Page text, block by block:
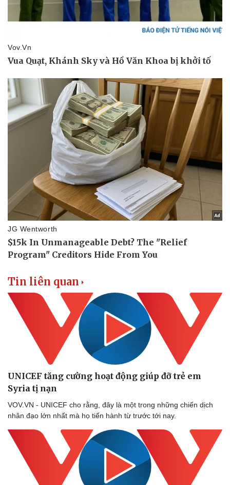
Dinh dưỡng - món ngon
Cây thuốc
Sản phụ khoa
Nhi khoa
Nam khoa
Làm đẹp - giảm cân
Ăn sạch sống khỏe
Nhà đẹp
Tình yêu - Gia đình
Tin liên quan
UNICEF tăng cường hoạt động giúp đỡ trẻ em
Syria tị nạn
VOV.VN - UNICEF cho rằng, đây là một trong những chiến dịch
nhân đạo lớn nhất mà họ tiến hành từ trước tới nay.